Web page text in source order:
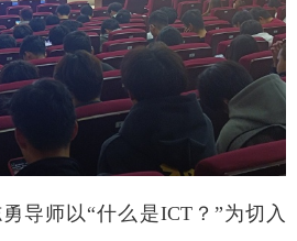
导师以“什么是ICT？”为切入